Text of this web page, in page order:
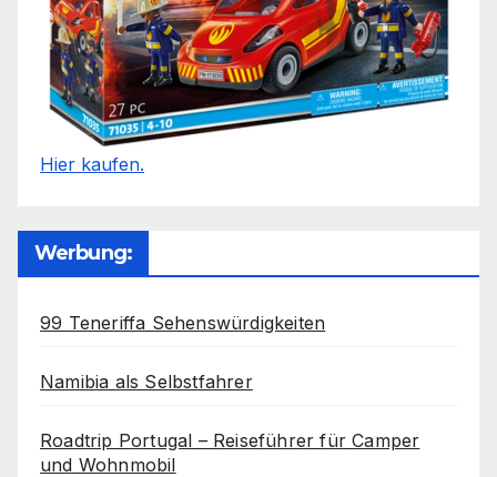
Hier kaufen.
Werbung:
99 Teneriffa Sehenswürdigkeiten
Namibia als Selbstfahrer
Roadtrip Portugal – Reiseführer für Camper
und Wohnmobil